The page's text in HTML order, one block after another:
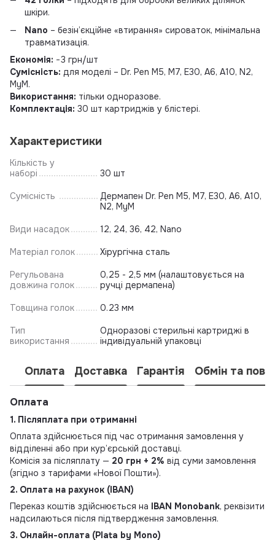
шкіри.
Nano – безін’єкційне «втирання» сироваток, мінімальна
травматизація.
Економія: −3 грн/шт
Сумісність: для моделі – Dr. Pen M5, M7, E30, A6, A10, N2,
MyM.
Використання: тільки одноразове.
Комплектація: 30 шт картриджів у блістері.
Характеристики
Кількість у
наборі
30 шт
Сумісність
Дермапен Dr. Pen M5, M7, E30, A6, A10,
N2, MyM
Види насадок 12, 24, 36, 42, Nano
Матеріал голок Хірургічна сталь
Регульована
довжина голок
0,25 - 2,5 мм (налаштовується на
ручці дермапена)
Товщина голок 0.23 мм
Тип
використання
Одноразові стерильні картриджі в
індивідуальній упаковці
Оплата Доставка Гарантія Обмін та
Оплата
1. Післяплата при отриманні
Оплата здійснюється під час отримання замовлення у
відділенні або при кур’єрській доставці.
Комісія за післяплату — 20 грн + 2% від суми замовлення
(згідно з тарифами «Нової Пошти»).
2. Оплата на рахунок (IBAN)
Переказ коштів здійснюється на IBAN Monobank, реквізити
надсилаються після підтвердження замовлення.
3. Онлайн-оплата (Plata by Mono)